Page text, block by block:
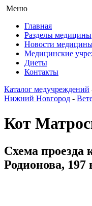
Меню
Главная
Разделы медицины
Новости
Медицинские
Диеты
Контакты
Каталог медучреждений
Нижний Новгород -
Кот
Схема проезда
Родионова,